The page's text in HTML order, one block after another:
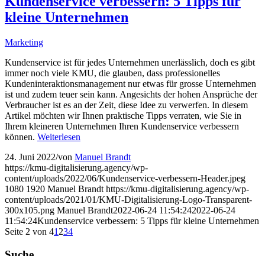
kleine Unternehmen
Marketing
Kundenservice ist für jedes Unternehmen unerlässlich, doch es gibt
immer noch viele KMU, die glauben, dass professionelles
Kundeninteraktionsmanagement nur etwas für grosse Unternehmen
ist und zudem teuer sein kann. Angesichts der hohen Ansprüche der
Verbraucher ist es an der Zeit, diese Idee zu verwerfen. In diesem
Artikel möchten wir Ihnen praktische Tipps verraten, wie Sie in
Ihrem kleineren Unternehmen Ihren Kundenservice verbessern
können. Weiterlesen
24. Juni 2022/von Manuel Brandt
https://kmu-digitalisierung.agency/wp-
content/uploads/2022/06/Kundenservice-verbessern-Header.jpeg
1080 1920 Manuel Brandt https://kmu-digitalisierung.agency/wp-
content/uploads/2021/01/KMU-Digitalisierung-Logo-Transparent-
300x105.png Manuel Brandt2022-06-24 11:54:242022-06-24
11:54:24Kundenservice verbessern: 5 Tipps für kleine Unternehmen
Seite 2 von 41 234